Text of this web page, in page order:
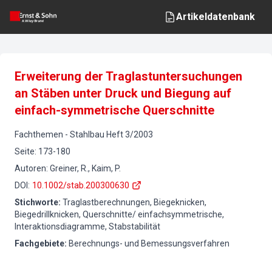
Artikeldatenbank
Erweiterung der Traglastuntersuchungen
an Stäben unter Druck und Biegung auf
einfach-symmetrische Querschnitte
Fachthemen - Stahlbau Heft3/2003
Seite: 173-180
Autoren: Greiner, R., Kaim, P.
DOI : 10.1002/stab.200300630
Stichworte: Traglastberechnungen, Biegeknicken,
Biegedrillknicken, Querschnitte/ einfachsymmetrische,
Interaktionsdiagramme, Stabstabilität
Fachgebiete: Berechnungs- und Bemessungsverfahren